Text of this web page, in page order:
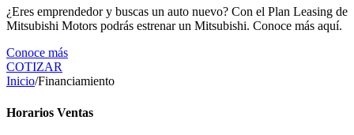
¿Eres emprendedor y buscas un auto nuevo? Con el Plan Leasing de
Mitsubishi Motors podrás estrenar un Mitsubishi. Conoce más aquí.
Conoce más
COTIZAR
Inicio/Financiamiento
Horarios Ventas